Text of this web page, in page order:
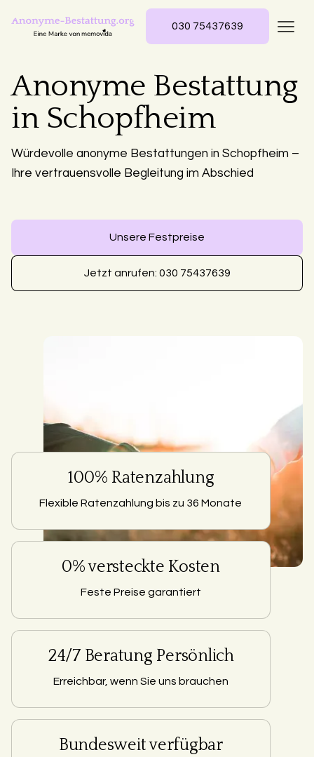
030 75437639
Anonyme Bestattung
in Schopfheim
Würdevolle anonyme Bestattungen in Schopfheim –
Ihre vertrauensvolle Begleitung im Abschied
Unsere Festpreise
Jetzt anrufen: 030 75437639
100% Ratenzahlung
Flexible Ratenzahlung bis zu 36 Monate
0% versteckte Kosten
Feste Preise garantiert
24/7 Beratung Persönlich
Erreichbar, wenn Sie uns brauchen
Bundesweit verfügbar